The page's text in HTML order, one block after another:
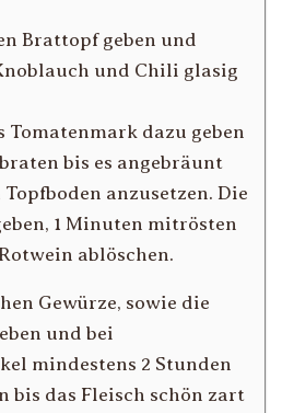
Brattopf geben und
und Chili glasig
Tomatenmark dazu geben
bis es angebräunt
anzusetzen. Die
1 Minuten mitrösten
ablöschen.
Gewürze, sowie die
und bei
mindestens 2 Stunden
bis das Fleisch schön zart